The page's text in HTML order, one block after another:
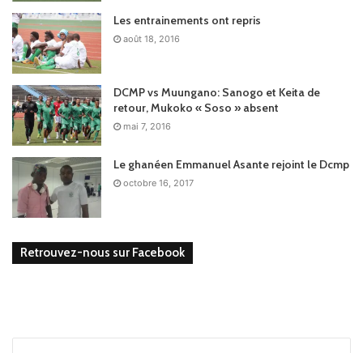
Les entrainements ont repris
août 18, 2016
DCMP vs Muungano: Sanogo et Keita de
retour, Mukoko « Soso » absent
mai 7, 2016
Le ghanéen Emmanuel Asante rejoint le Dcmp
octobre 16, 2017
Retrouvez-nous sur Facebook